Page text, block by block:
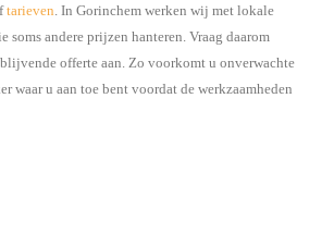
tarieven. In Gorinchem werken wij met lokale
soms andere prijzen hanteren. Vraag daarom
offerte aan. Zo voorkomt u onverwachte
waar u aan toe bent voordat de werkzaamheden